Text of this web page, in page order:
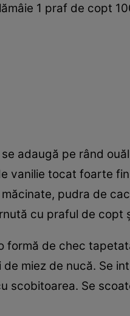
1 praf de copt
adaugă pe rând
vanilie tocat foarte
pudra de
cu praful de copt
formă de chec
miez de nucă. Se
scobitoarea. Se